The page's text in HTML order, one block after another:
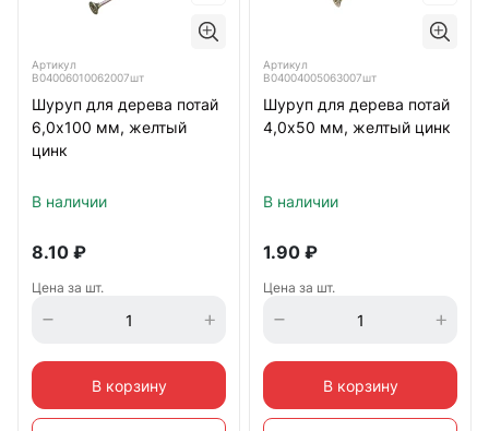
Артикул
B04006010062007шт
Шуруп для дерева потай
6,0х100 мм, желтый
цинк
В наличии
8.10 ₽
Цена за шт.
В корзину
Артикул
B04004005063007шт
Шуруп для дерева потай
4,0х50 мм, желтый цинк
В наличии
1.90 ₽
Цена за шт.
В корзину